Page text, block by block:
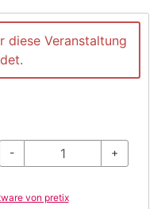
diese Veranstaltung
- +
von pretix